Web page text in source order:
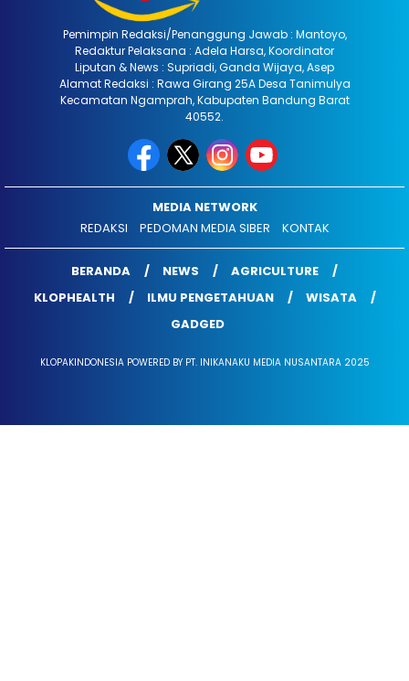
Pemimpin Redaksi/Penanggung Jawab : Mantoyo,
Redaktur Pelaksana : Adela Harsa, Koordinator
Liputan & News : Supriadi, Ganda Wijaya, Asep
Alamat Redaksi : Rawa Girang 25A Desa Tanimulya
Kecamatan Ngamprah, Kabupaten Bandung Barat
40552.
MEDIA NETWORK
REDAKSI
PEDOMAN MEDIA SIBER KONTAK
BERANDA NEWS
AGRICULTURE
KLOPHEALTH
ILMU PENGETAHUAN
WISATA
GADGED
KLOPAKINDONESIA POWERED BY PT. INIKANAKU MEDIA NUSANTARA 2025